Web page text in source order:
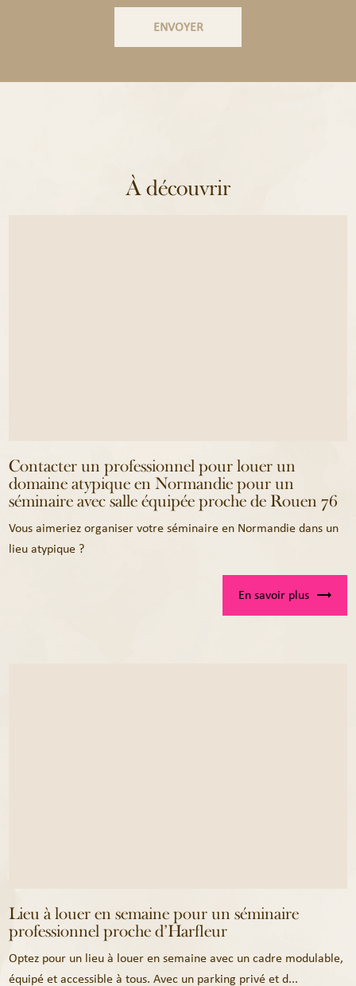
À découvrir
Contacter un professionnel pour louer un
domaine atypique en Normandie pour un
séminaire avec salle équipée proche de Rouen 76
Vous aimeriez organiser votre séminaire en Normandie dans un
lieu atypique ?
En savoir plus
Lieu à louer en semaine pour un séminaire
professionnel proche d’Harfleur
Optez pour un lieu à louer en semaine avec un cadre modulable,
équipé et accessible à tous. Avec un parking privé et d...